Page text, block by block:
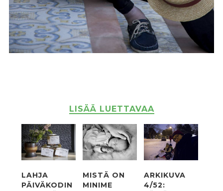
LISÄÄ LUETTAVAA
LAHJA
PÄIVÄKODIN
MISTÄ ON
MINIME
ARKIKUVA
4/52: